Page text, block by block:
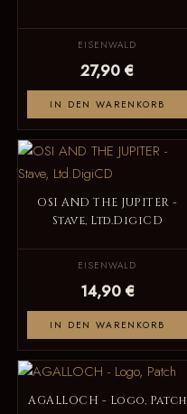
EISENWALD
27,90 €
IN DEN WARENKORB
OSI AND THE JUPITER -
Stave, Ltd.DigiCD
EISENWALD
14,90 €
IN DEN WARENKORB
AGALLOCH - Logo, Patch